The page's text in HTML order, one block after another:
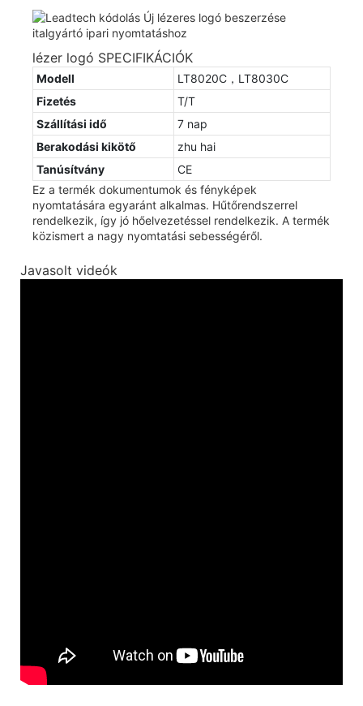
lézer logó SPECIFIKÁCIÓK
Modell
LT8020C，LT8030C
Fizetés
T/T
Szállítási idő
7 nap
Berakodási kikötő
zhu hai
Tanúsítvány
CE
Ez a termék dokumentumok és fényképek
nyomtatására egyaránt alkalmas. Hűtőrendszerrel
rendelkezik, így jó hőelvezetéssel rendelkezik. A termék
közismert a nagy nyomtatási sebességéről.
Javasolt videók